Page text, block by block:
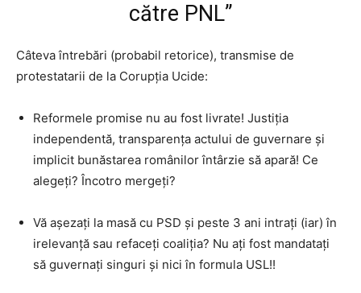
către PNL”
Câteva întrebări (probabil retorice), transmise de
protestatarii de la Corupția Ucide:
Reformele promise nu au fost livrate! Justiţia
independentă, transparenţa actului de guvernare şi
implicit bunăstarea românilor întârzie să apară! Ce
alegeţi? Încotro mergeţi?
Vă aşezaţi la masă cu PSD şi peste 3 ani intraţi (iar) în
irelevanţă sau refaceţi coaliţia? Nu aţi fost mandataţi
să guvernaţi singuri şi nici în formula USL!!